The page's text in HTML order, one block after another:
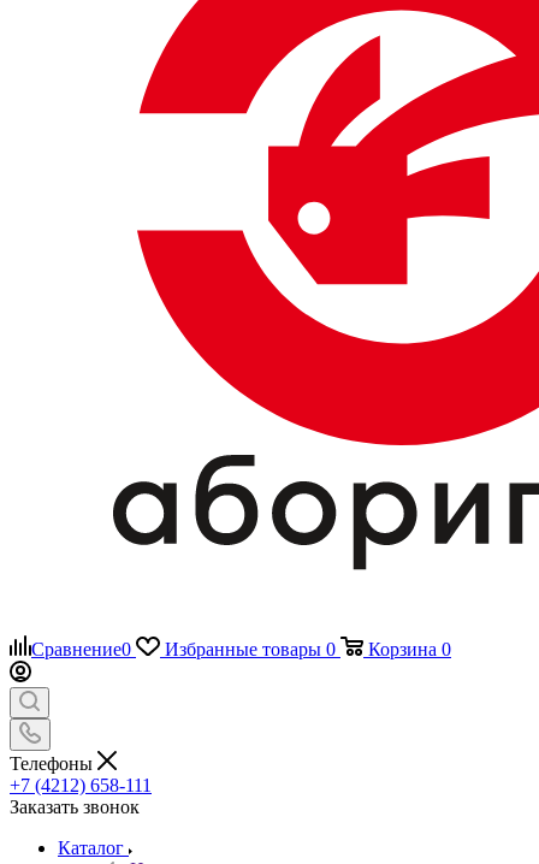
Сравнение0 Избранные товары 0 Корзина 0
Телефоны
+7 (4212) 658-111
Заказать звонок
Каталог